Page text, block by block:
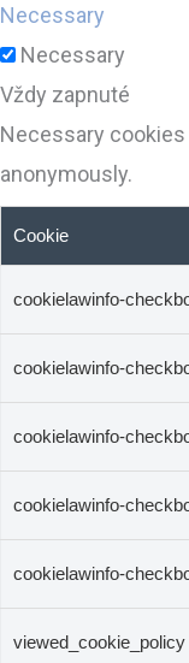
Necessary
Necessary
Vždy zapnuté
Necessary
anonymously.
Cookie
cookielawinfo-
cookielawinfo-
cookielawinfo-
cookielawinfo-
cookielawinfo-
viewed_cookie_policy